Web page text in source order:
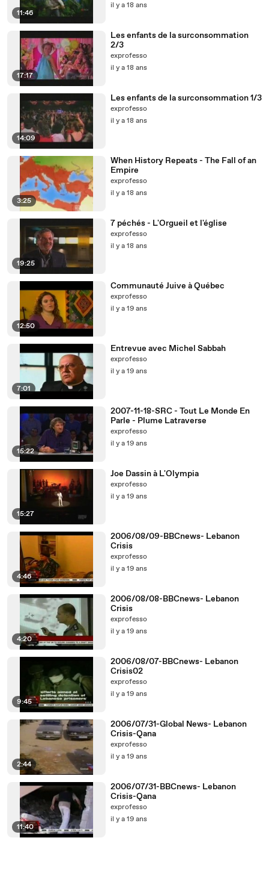
11:46
il y a 18 ans
17:17
Les enfants de la surconsommation
2/3
exprofesso
il y a 18 ans
14:09
Les enfants de la surconsommation 1/3
exprofesso
il y a 18 ans
3:25
When History Repeats - The Fall of an
Empire
exprofesso
il y a 18 ans
19:25
7 péchés - L'Orgueil et l'église
exprofesso
il y a 18 ans
12:50
Communauté Juive à Québec
exprofesso
il y a 19 ans
7:01
Entrevue avec Michel Sabbah
exprofesso
il y a 19 ans
15:22
2007-11-18-SRC - Tout Le Monde En
Parle - Plume Latraverse
exprofesso
il y a 19 ans
15:27
Joe Dassin à L'Olympia
exprofesso
il y a 19 ans
4:46
2006/08/09-BBCnews- Lebanon
Crisis
exprofesso
il y a 19 ans
4:20
2006/08/08-BBCnews- Lebanon
Crisis
exprofesso
il y a 19 ans
9:45
2006/08/07-BBCnews- Lebanon
Crisis02
exprofesso
il y a 19 ans
2:44
2006/07/31-Global News- Lebanon
Crisis-Qana
exprofesso
il y a 19 ans
11:40
2006/07/31-BBCnews- Lebanon
Crisis-Qana
exprofesso
il y a 19 ans